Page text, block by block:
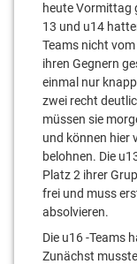
heute Vormittag
13 und u14
Teams nicht
ihren Gegnern
einmal nur
zwei recht
müssen sie
und können hier
belohnen. Die
Platz 2 ihrer
frei und muss
absolvieren.
Die u16 -Teams
Zunächst